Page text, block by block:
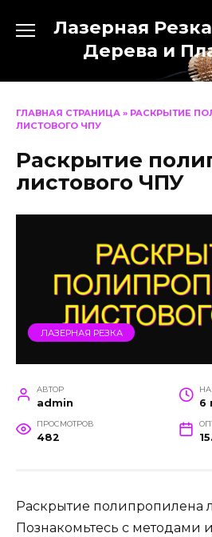
содержанию
Лазерная
Дерева и
ГЛАВНАЯ СТРАНИЦА » РАСКРЫТИЕ
ЛИСТОВОГО ЧПУ
Раскрытие
листового ЧПУ
ЛАЗЕРНАЯ РЕЗКА
АВТОР
admin 6
ПРОСМОТРОВ
482
Раскрытие полипропилена
Познакомьтесь с методами